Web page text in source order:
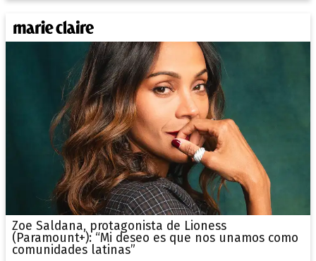
Zoe Saldana, protagonista de Lioness
(Paramount+): “Mi deseo es que nos unamos como
comunidades latinas”